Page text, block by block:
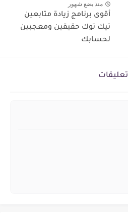
منذ بضع شهور
أقوى برنامج زيادة متابعين
تيك توك حقيقين ومعجبين
لحسابك
تعليقات